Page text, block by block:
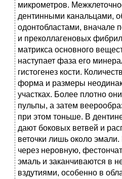
микрометров.
дентинными канальцами,
одонтобластами, вначале
и преколлагеновых
матрикса основного
наступает фаза его
гистогенез кости.
форма и размеры
участках. Более плотно
пульпы, а затем
при этом тоньше. В
дают боковых ветвей и
веточки лишь около
через неровную,
эмаль и заканчиваются в
вздутиями, особенно в